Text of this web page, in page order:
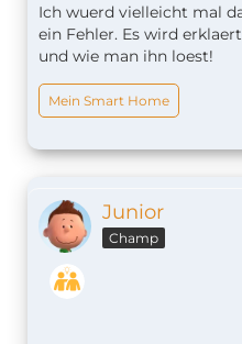
Ich wuerd vielleicht mal
ein Fehler. Es wird
und wie man ihn loest!
Mein Smart Home
Junior
Champ